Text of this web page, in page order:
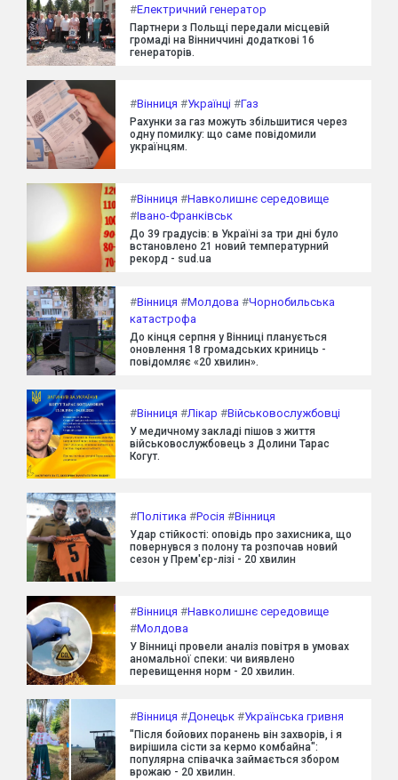
#Електричний генератор
Партнери з Польщі передали місцевій
громаді на Вінниччині додаткові 16
генераторів.
#Вінниця #Українці #Газ
Рахунки за газ можуть збільшитися через
одну помилку: що саме повідомили
українцям.
#Вінниця #Навколишнє середовище
#Івано-Франківськ
До 39 градусів: в Україні за три дні було
встановлено 21 новий температурний
рекорд - sud.ua
#Вінниця #Молдова #Чорнобильська
катастрофа
До кінця серпня у Вінниці планується
оновлення 18 громадських криниць -
повідомляє «20 хвилин».
#Вінниця #Лікар #Військовослужбовці
У медичному закладі пішов з життя
військовослужбовець з Долини Тарас
Когут.
#Політика #Росія #Вінниця
Удар стійкості: оповідь про захисника, що
повернувся з полону та розпочав новий
сезон у Прем'єр-лізі - 20 хвилин
#Вінниця #Навколишнє середовище
#Молдова
У Вінниці провели аналіз повітря в умовах
аномальної спеки: чи виявлено
перевищення норм - 20 хвилин.
#Вінниця #Донецьк #Українська гривня
"Після бойових поранень він захворів, і я
вирішила сісти за кермо комбайна":
популярна співачка займається збором
врожаю - 20 хвилин.